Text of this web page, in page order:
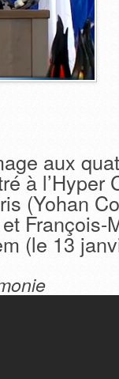
aux
à l’Hyper
(Yohan
François-
(le 13